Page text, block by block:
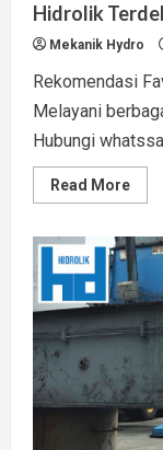
Hidrolik
Mekanik Hydro
Rekomendasi
Melayani
Hubungi
Read MoreRead
more
Jasa